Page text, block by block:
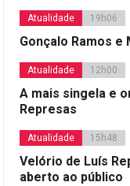
Atualidade 19h06
Gonçalo Ramos e
Atualidade 12h00
A mais singela e
Represas
Atualidade 15h48
Velório de Luís
aberto ao público